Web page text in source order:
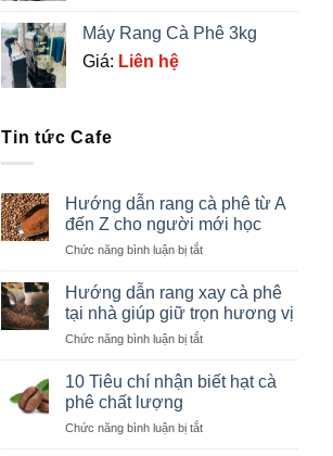
Máy Rang Cà Phê 3kg
Giá: Liên hệ
Tin tức Cafe
Hướng dẫn rang cà phê từ A
đến Z cho người mới học
Chức năng bình luận bị tắtở
rang
cà
phê
A
cho
Hướng dẫn rang xay cà phê
tại nhà giúp giữ trọn hương vị
Chức năng bình luận bị tắtở
dẫn
cà
10 Tiêu chí nhận biết hạt cà
phê chất lượng
Chức năng bình luận bị tắtở